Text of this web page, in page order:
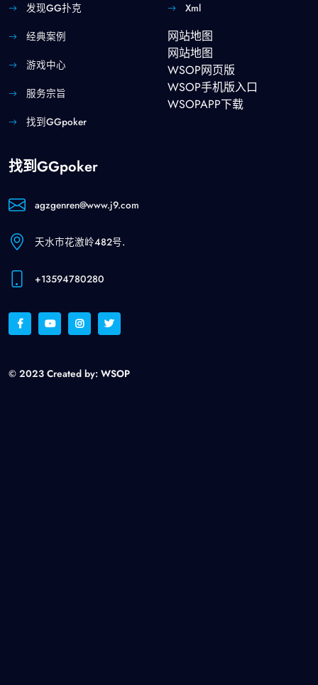
发现GG扑克
经典案例
游戏中心
服务宗旨
找到GGpoker
Xml
网站地图
网站地图
WSOP网页版
WSOP手机版入口
WSOPAPP下载
找到GGpoker
agzgenren@www.j9.com
天水市花激岭482号.
+13594780280
© 2023 Created by: WSOP